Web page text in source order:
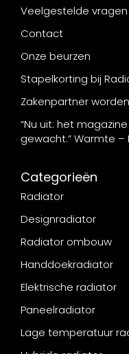
Veelgestelde vragen
Contact
Onze beurzen
Stapelkorting bij
Zakenpartner
“Nu uit: het
gewacht.” Warmte –
Categorieën
Radiator
Designradiator
Radiator ombouw
Handdoekradiator
Elektrische radiator
Paneelradiator
Lage temperatuur